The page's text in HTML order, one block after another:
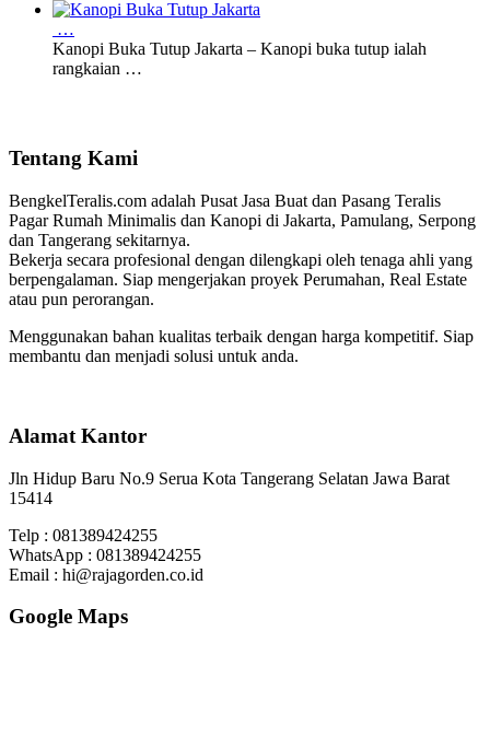
…
Kanopi Buka Tutup Jakarta – Kanopi buka tutup ialah
rangkaian …
Tentang Kami
BengkelTeralis.com adalah Pusat Jasa Buat dan Pasang Teralis
Pagar Rumah Minimalis dan Kanopi di Jakarta, Pamulang, Serpong
dan Tangerang sekitarnya.
Bekerja secara profesional dengan dilengkapi oleh tenaga ahli yang
berpengalaman. Siap mengerjakan proyek Perumahan, Real Estate
atau pun perorangan.
Menggunakan bahan kualitas terbaik dengan harga kompetitif. Siap
membantu dan menjadi solusi untuk anda.
Alamat Kantor
Jln Hidup Baru No.9 Serua Kota Tangerang Selatan Jawa Barat
15414
Telp : 081389424255
WhatsApp : 081389424255
Email : hi@rajagorden.co.id
Google Maps